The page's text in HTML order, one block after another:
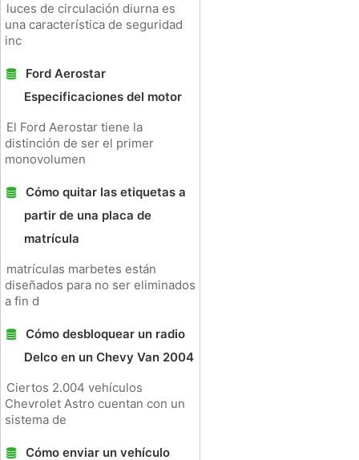
luces de circulación diurna es
una característica de seguridad
inc
Ford Aerostar
Especificaciones del motor
El Ford Aerostar tiene la
distinción de ser el primer
monovolumen
Cómo quitar las etiquetas a
partir de una placa de
matrícula
matrículas marbetes están
diseñados para no ser eliminados
a fin d
Cómo desbloquear un radio
Delco en un Chevy Van 2004
Ciertos 2.004 vehículos
Chevrolet Astro cuentan con un
sistema de
Cómo enviar un vehículo